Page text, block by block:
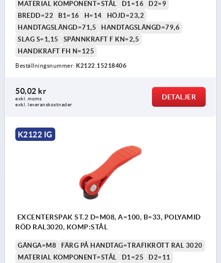
MATERIAL KOMPONENT=STÅL D1=16
D2=9
BREDD=22
B1=16 H=14
HÖJD=23,2
HANDTAGSLÄNGD=71,5
HANDTAGSLÄNGD=79,6
SLAG S=1,15
SPÄNNKRAFT F KN=2,5
HANDKRAFT FH N=125
Beställningsnummer: K2122.15218406
50,02 kr
exkl. moms
exkl. leveranskostnader
DETALJER
K2122 IG
EXCENTERSPAK ST.2 D=M08, A=100, B=33, POLYAMID
RÖD RAL3020, KOMP:STÅL
GÄNGA=M8
FÄRG PÅ HANDTAG=TRAFIKRÖTT RAL 3020
MATERIAL KOMPONENT=STÅL
D1=25
D2=11